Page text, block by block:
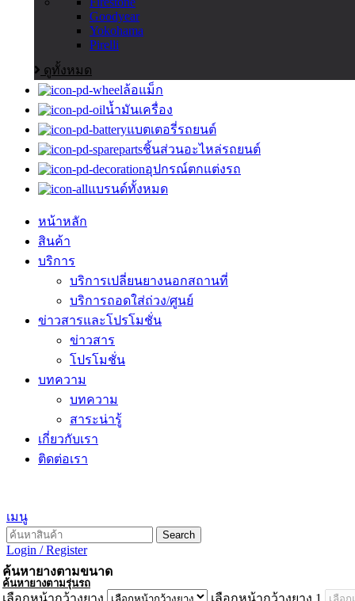
Goodyear
Yokohama
Pirelli
ดูทั้งหมด
ล้อแม็ก
น้ำมันเครื่อง
แบตเตอรี่รถยนต์
ชิ้นส่วนอะไหล่รถยนต์
อุปกรณ์ตกแต่งรถ
แบรนด์ทั้งหมด
หน้าหลัก
สินค้า
บริการ
บริการเปลี่ยนยางนอกสถานที่
บริการถอดใส่ถ่วง/ศูนย์
ข่าวสารและโปรโมชั่น
ข่าวสาร
โปรโมชั่น
บทความ
บทความ
สาระน่ารู้
เกี่ยวกับเรา
ติดต่อเรา
เมนู
Search
Login / Register
ค้นหายางตามขนาด
ค้นหายางตามรุ่นรถ
เลือกหน้ากว้างยาง เลือกหน้ากว้างยาง 1